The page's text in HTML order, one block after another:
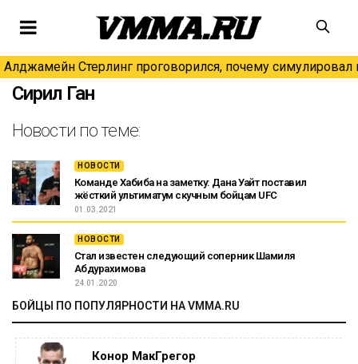
Алджамейн Стерлинг проговорился, почему симулировал
Сирил Ган
Новости по теме:
НОВОСТИ
Команде Хабиба на заметку: Дана Уайт поставил
жёсткий ультиматум скучным бойцам UFC
01.03.2021
НОВОСТИ
Стал известен следующий соперник Шамиля
Абдурахимова
24.01.2020
БОЙЦЫ ПО ПОПУЛЯРНОСТИ НА VMMA.RU
Конор МакГрегор